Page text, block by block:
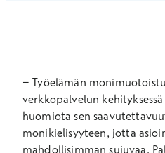
− Työelämän
verkkopalvelun
huomiota sen
monikielisyyteen, jotta
mahdollisimman sujuvaa.